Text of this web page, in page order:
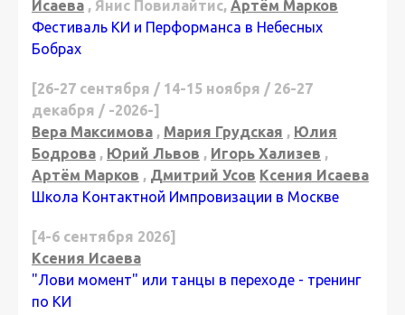
Исаева , Янис Повилайтис, Артём Марков
Фестиваль КИ и Перформанса в Небесных
Бобрах
[26-27 сентября / 14-15 ноября / 26-27
декабря / -2026-]
Вера Максимова , Мария Грудская , Юлия
Бодрова , Юрий Львов , Игорь Хализев ,
Артём Марков , Дмитрий Усов Ксения Исаева
Школа Контактной Импровизации в Москве
[4-6 сентября 2026]
Ксения Исаева
"Лови момент" или танцы в переходе - тренинг
по КИ